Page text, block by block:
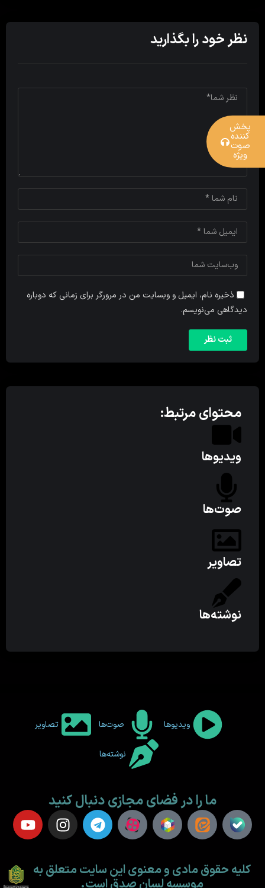
نظر خود را بگذارید
ذخیره نام، ایمیل و وبسایت من در مرورگر برای زمانی که دوباره
دیدگاهی می‌نویسم.
محتوای مرتبط:
ویدیوها
صوت‌ها
تصاویر
نوشته‌ها
ویدیوها صوت‌ها تصاویر
نوشته‌ها
ما را در فضای مجازی دنبال کنید
کلیه حقوق مادی و معنوی این سایت متعلق به
پخش
کننده
صوت
ویژه